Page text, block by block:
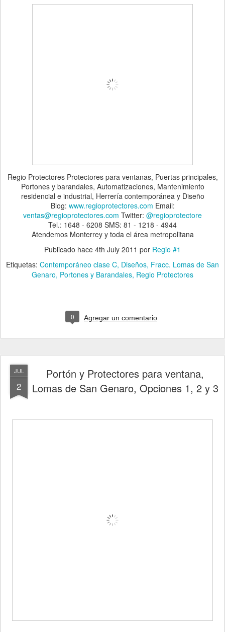
Regio Protectores Protectores para ventanas, Puertas principales,
Portones y barandales, Automatizaciones, Mantenimiento
residencial e industrial, Herrería contemporánea y Diseño
Blog: www.regioprotectores.com Email:
ventas@regioprotectores.com Twitter: @regioprotectore
Tel.: 1648 - 6208 SMS: 81 - 1218 - 4944
Atendemos Monterrey y toda el área metropolitana
Publicado hace 4th July 2011 por Regio #1
Etiquetas: Contemporáneo clase C Diseños Fracc. Lomas de San
Genaro Portones y Barandales Regio Protectores
0 Agregar un comentario
JUL
2
Portón y Protectores para ventana,
Lomas de San Genaro, Opciones 1, 2 y 3